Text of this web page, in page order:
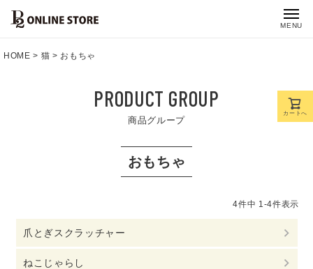
MENU
HOME 猫 おもちゃ
PRODUCT GROUP
商品グループ
おもちゃ
4件中 1-4件表示
爪とぎスクラッチャー
ねこじゃらし
カートへ